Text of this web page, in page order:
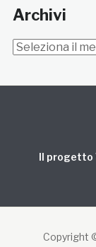
Archivi
Archivi
Il progetto
Copyright